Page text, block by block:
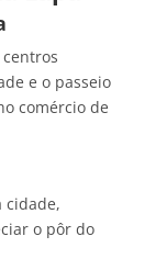
e o passeio
comércio de
cidade,
o pôr do